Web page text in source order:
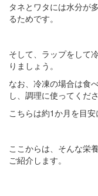
タネとワタには水分が
るためです。
そして、ラップをして
りましょう。
なお、冷凍の場合は食
し、調理に使ってくださ
こちらは約1か月を目安
ここからは、そんな栄
ご紹介します。